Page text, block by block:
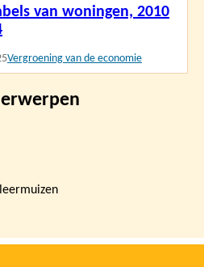
van woningen, 2010
Vergroening van de economie